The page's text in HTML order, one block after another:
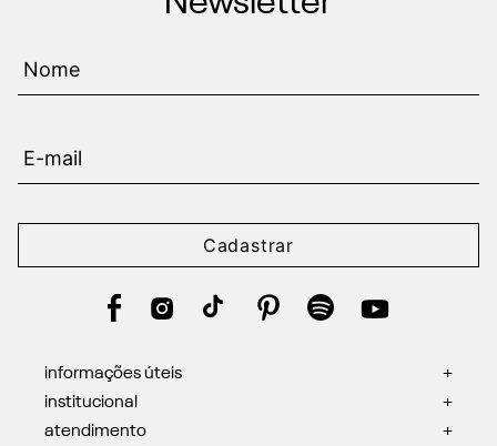
Cadastrar
informações úteis
+
institucional
+
atendimento
+